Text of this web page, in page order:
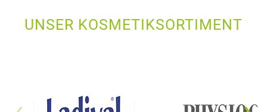
UNSER KOSMETIKSORTIMENT